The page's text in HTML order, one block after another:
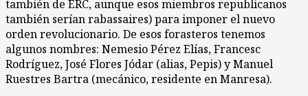
también de ERC, aunque esos miembros republicanos
también serían rabassaires) para imponer el nuevo
orden revolucionario. De esos forasteros tenemos
algunos nombres: Nemesio Pérez Elías, Francesc
Rodríguez, José Flores Jódar (alias, Pepis) y Manuel
Ruestres Bartra (mecánico, residente en Manresa).